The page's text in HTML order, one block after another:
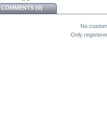
COMMENTS (0)
No
Only